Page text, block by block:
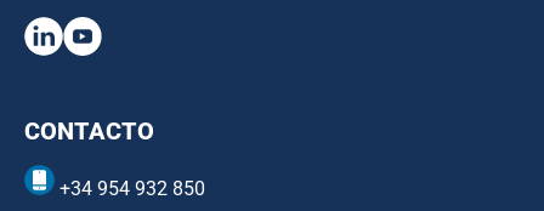
CONTACTO
+34 954 932 850